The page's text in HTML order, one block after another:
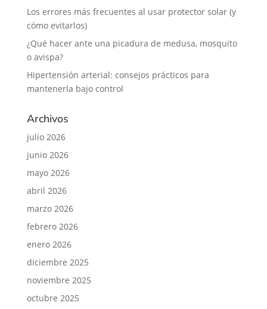
Los errores más frecuentes al usar protector solar (y
cómo evitarlos)
¿Qué hacer ante una picadura de medusa, mosquito
o avispa?
Hipertensión arterial: consejos prácticos para
mantenerla bajo control
Archivos
julio 2026
junio 2026
mayo 2026
abril 2026
marzo 2026
febrero 2026
enero 2026
diciembre 2025
noviembre 2025
octubre 2025